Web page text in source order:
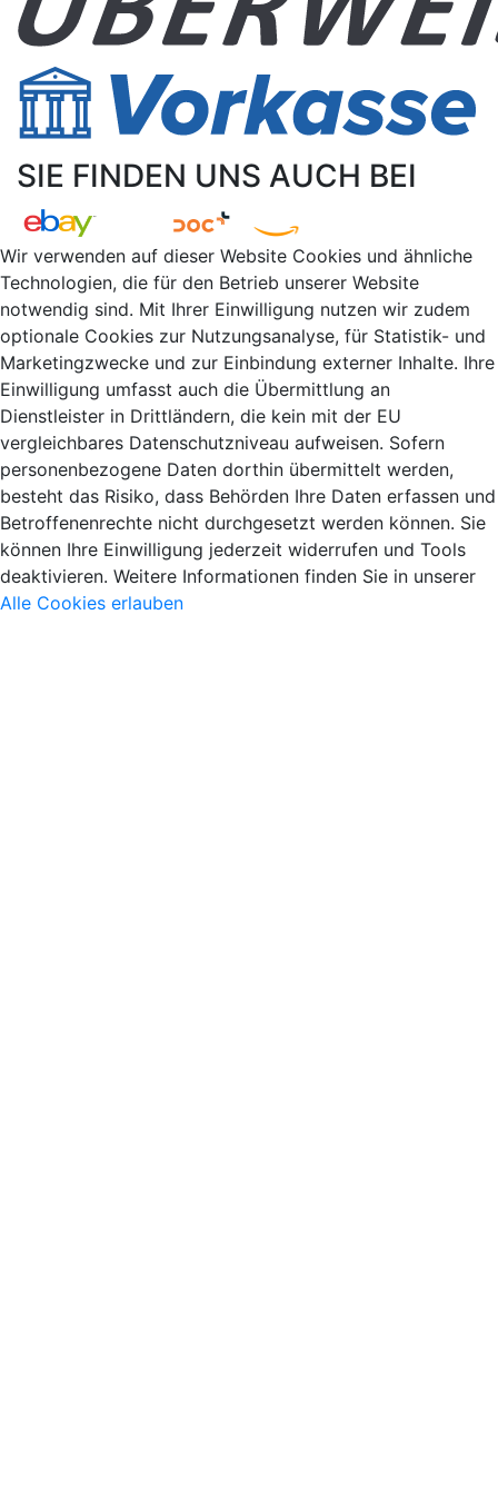
SIE FINDEN UNS AUCH BEI
Wir verwenden auf dieser Website Cookies und ähnliche
Technologien, die für den Betrieb unserer Website
notwendig sind. Mit Ihrer Einwilligung nutzen wir zudem
optionale Cookies zur Nutzungsanalyse, für Statistik- und
Marketingzwecke und zur Einbindung externer Inhalte. Ihre
Einwilligung umfasst auch die Übermittlung an
Dienstleister in Drittländern, die kein mit der EU
vergleichbares Datenschutzniveau aufweisen. Sofern
personenbezogene Daten dorthin übermittelt werden,
besteht das Risiko, dass Behörden Ihre Daten erfassen und
Betroffenenrechte nicht durchgesetzt werden können. Sie
können Ihre Einwilligung jederzeit widerrufen und Tools
deaktivieren. Weitere Informationen finden Sie in unserer
Alle Cookies erlauben